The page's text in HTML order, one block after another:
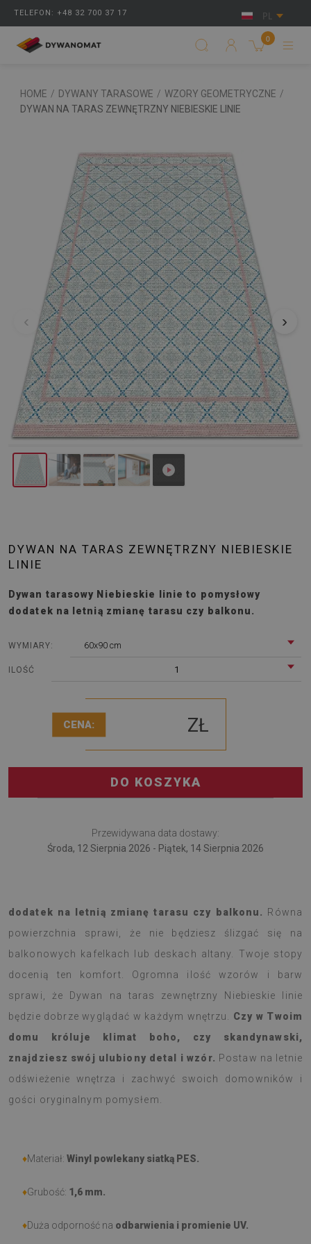
TELEFON: +48 32 700 37 17 PL
0
HOME / DYWANY TARASOWE / WZORY GEOMETRYCZNE /
DYWAN NA TARAS ZEWNĘTRZNY NIEBIESKIE LINIE
‹ ›
DYWAN NA TARAS ZEWNĘTRZNY NIEBIESKIE
LINIE
Dywan tarasowy Niebieskie linie to pomysłowy
dodatek na letnią zmianę tarasu czy balkonu.
WYMIARY: 60x90 cm
ILOŚĆ 1
CENA: ZŁ
DO KOSZYKA
Przewidywana data dostawy:
Środa, 12 Sierpnia 2026 - Piątek, 14 Sierpnia 2026
dodatek na letnią zmianę tarasu czy balkonu.
Równa
powierzchnia sprawi, że nie będziesz ślizgać się na
balkonowych kafelkach lub deskach altany. Twoje stopy
docenią ten komfort. Ogromna ilość wzorów i barw
sprawi, że Dywan na taras zewnętrzny Niebieskie linie
będzie dobrze wyglądać w każdym wnętrzu.
Czy w Twoim
domu króluje klimat boho, czy skandynawski,
znajdziesz swój ulubiony detal i wzór. Postaw na letnie
odświeżenie wnętrza i zachwyć swoich domowników i
gości oryginalnym pomysłem.
♦Materiał: Winyl powlekany siatką PES.
♦Grubość: 1,6 mm.
♦Duża odporność na odbarwienia i promienie UV.